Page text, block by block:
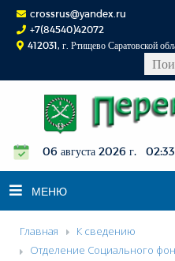
crossrus@yandex.ru
+7(84540)42072
412031, г. Ртищево Саратовской
06 августа 2026 г.
МЕНЮ
НОВОСТИ
Главная
К сведению
Отделение Социального